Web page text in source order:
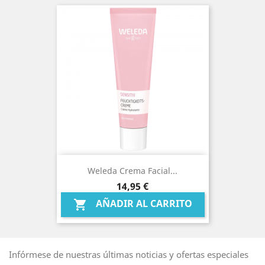
Weleda Crema Facial...
Precio
14,95 €
 AÑADIR AL CARRITO
Infórmese de nuestras últimas noticias y ofertas especiales